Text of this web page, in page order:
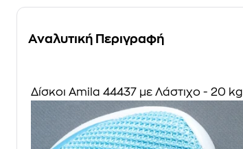
Αναλυτική Περιγραφή
Δίσκοι Amila 44437 με Λάστιχο - 20 kg